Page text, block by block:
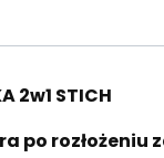
2w1 STICH
po rozłożeniu